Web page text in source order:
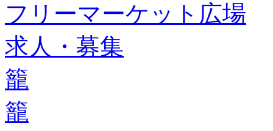
フリーマーケット広場
求人・募集
籠
籠